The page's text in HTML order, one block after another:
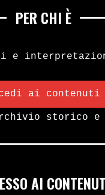
PER CHI È
e
ai contenuti
storico
AI